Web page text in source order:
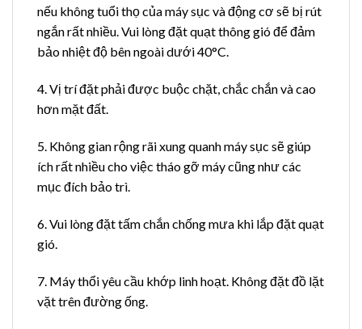
nếu không tuổi thọ của máy sục và động cơ sẽ bị rút
ngắn rất nhiều. Vui lòng đặt quạt thông gió để đảm
bảo nhiệt độ bên ngoài dưới 40°C.
4. Vị trí đặt phải được buộc chặt, chắc chắn và cao
hơn mặt đất.
5. Không gian rộng rãi xung quanh máy sục sẽ giúp
ích rất nhiều cho việc tháo gỡ máy cũng như các
mục đích bảo trì.
6. Vui lòng đặt tấm chắn chống mưa khi lắp đặt quạt
gió.
7. Máy thổi yêu cầu khớp linh hoạt. Không đặt đồ lặt
vặt trên đường ống.